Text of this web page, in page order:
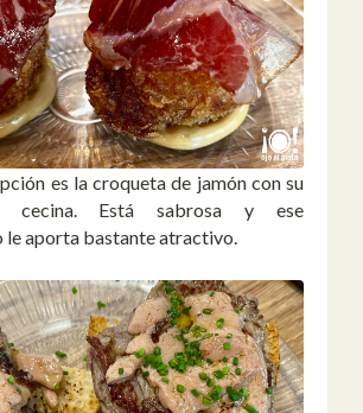
es la croqueta de jamón con su
cecina. Está sabrosa y ese
le aporta bastante atractivo.